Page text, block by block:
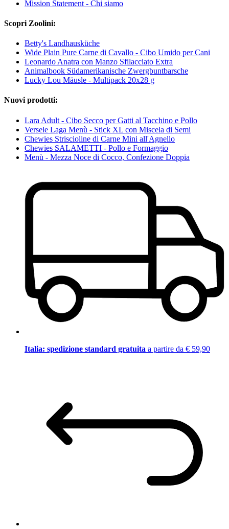
Mission Statement - Chi siamo
Scopri Zoolini:
Betty's Landhausküche
Wide Plain Pure Carne di Cavallo - Cibo Umido per Cani
Leonardo Anatra con Manzo Sfilacciato Extra
Animalbook Südamerikanische Zwergbuntbarsche
Lucky Lou Mäusle - Multipack 20x28 g
Nuovi prodotti:
Lara Adult - Cibo Secco per Gatti al Tacchino e Pollo
Versele Laga Menù - Stick XL con Miscela di Semi
Chewies Striscioline di Carne Mini all'Agnello
Chewies SALAMETTI - Pollo e Formaggio
Menù - Mezza Noce di Cocco, Confezione Doppia
Italia: spedizione standard gratuita a partire da € 59,90